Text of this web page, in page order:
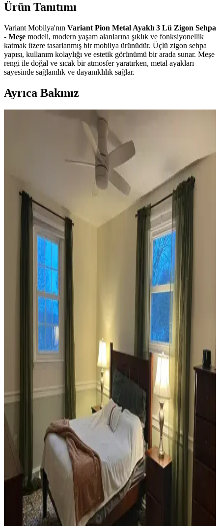
Ürün Tanıtımı
Variant Mobilya'nın Variant Pion Metal Ayaklı 3 Lü Zigon Sehpa
- Meşe modeli, modern yaşam alanlarına şıklık ve fonksiyonellik
katmak üzere tasarlanmış bir mobilya ürünüdür. Üçlü zigon sehpa
yapısı, kullanım kolaylığı ve estetik görünümü bir arada sunar. Meşe
rengi ile doğal ve sıcak bir atmosfer yaratırken, metal ayakları
sayesinde sağlamlık ve dayanıklılık sağlar.
Ayrıca Bakınız
Koltuk ve Aksesuar Sandalyelerde Renk Uyumu ve
Dekorasyonda Görsel Denge Sağlama Yöntemleri
Koltuk ve aksesuar sandalyelerde renk uyumsuzluğu görsel rekabete
yol açabilir. Halı, perde, yastık ve mobilya yerleşimi ile renkler
dengelenerek mekanın estetik bütünlüğü sağlanır.
Ev Dekorasyonunda Denge ve Fonksiyonellik: Renk
Uyumu, Mobilya Yerleşimi ve Estetik İncelemesi
Reddit tartışması üzerinden ev dekorasyonunda renk uyumu,
mobilya yerleşimi ve aksesuar dengesi gibi unsurların yaşam
alanlarının estetik ve fonksiyonelliğini nasıl etkilediği inceleniyor.
Veranda Dekorasyonunda Bitki Seçimi, Aydınlatma
ve Mobilya Düzenlemeleriyle Estetik İyileştirme
Yöntemleri
Veranda dekorasyonunda bitkiler, halılar, aydınlatma ve mobilyaların
uyumlu kullanımı mekânı daha davetkâr ve fonksiyonel kılar. Doğru
seçimler verandanın atmosferini ve dış görünümünü güçlendirir.
Habitat'tan İkinci El Mobilya Alımı ve Ev
Dekorasyonunda Stil Oluşturma Yöntemleri
Habitat mağazalarından ikinci el mobilya alımı, ekonomik ve özgün
dekorasyon için fırsatlar sunar. Doğru seçim, temizlik ve stil
oluşturma evin atmosferini belirler.
Teal Renkli Sandalyenin Halı ve Dolapla
Uyumunda Renk Tonları ve Aksesuarların Rolü
Teal renkli sandalyenin halı ve dolapla uyumu, doğru renk tonları ve
aksesuar seçimiyle sağlanır. Halıdaki mavi-yeşil alt tonlar ve sıcak
ahşap dolap, teal rengini öne çıkarır, aksesuarlar ise denge oluşturur.
Yan Sehpa Boyama Renk Seçenekleri ve
Dekorasyon Uyumu İçin Rehber
Yan sehpa boyamada renk seçimi, mobilya ve dekorasyon uyumu
açısından önemlidir. Koyu tonlar, sıcak renkler ve doğal ahşap
görünümü seçenekleriyle estetik sonuçlar elde edilir.